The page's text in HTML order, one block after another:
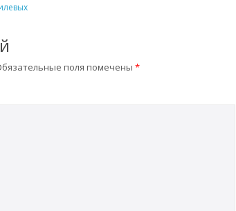
поля помечены *